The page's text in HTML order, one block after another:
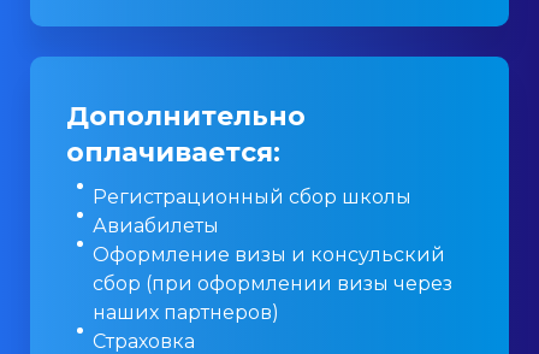
Дополнительно
оплачивается:
Регистрационный сбор школы
Авиабилеты
Оформление визы и консульский
сбор (при оформлении визы через
наших партнеров)
Страховка